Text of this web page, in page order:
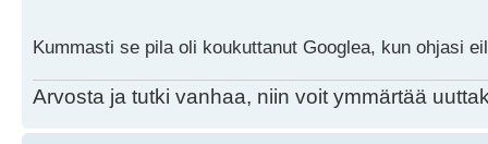
Kummasti se pila oli koukuttanut Googlea, kun ohjasi
Arvosta ja tutki vanhaa, niin voit ymmärtää